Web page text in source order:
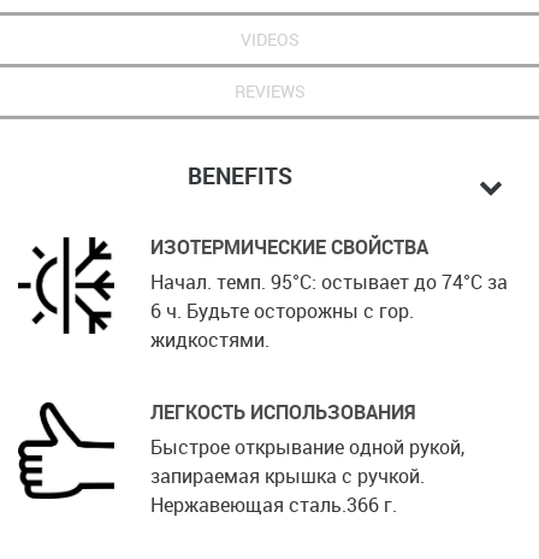
VIDEOS
REVIEWS
BENEFITS
ИЗОТЕРМИЧЕСКИЕ СВОЙСТВА
Начал. темп. 95°С: остывает до 74°C за
6 ч. Будьте осторожны с гор.
жидкостями.
ЛЕГКОСТЬ ИСПОЛЬЗОВАНИЯ
Быстрое открывание одной рукой,
запираемая крышка с ручкой.
Нержавеющая сталь.366 г.